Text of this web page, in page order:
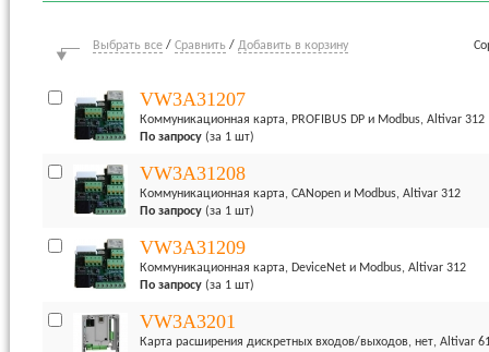
Выбрать все / Сравнить / Добавить в корзину
VW3A31207
Коммуникационная карта, PROFIBUS DP и Modbus, Altivar 312
По запросу (за 1 шт)
VW3A31208
Коммуникационная карта, CANopen и Modbus, Altivar 312
По запросу (за 1 шт)
VW3A31209
Коммуникационная карта, DeviceNet и Modbus, Altivar 312
По запросу (за 1 шт)
VW3A3201
Карта расширения дискретных входов/выходов, нет, Altivar